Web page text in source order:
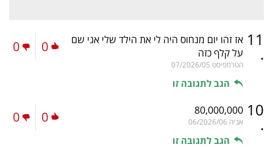
11
.
אז זהו יום מנחוס היה לי את הילד שלי אני שם
על קלף כזה
הטרמפיסט 07/2026/05
הגב לתגובה זו
0
0
10
.
80,000,000
אביה 06/2026/06
הגב לתגובה זו
0
0